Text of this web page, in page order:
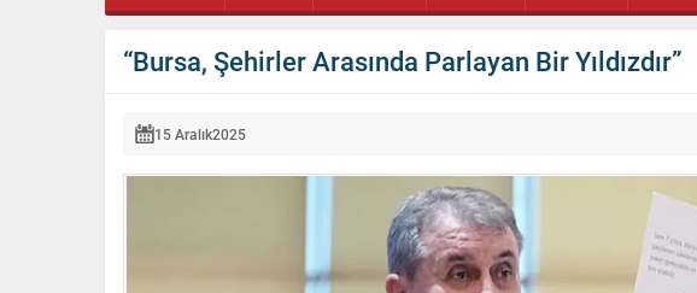
“Bursa, Şehirler Arasında Parlayan Bir Yıldızdır”
15 Aralık2025